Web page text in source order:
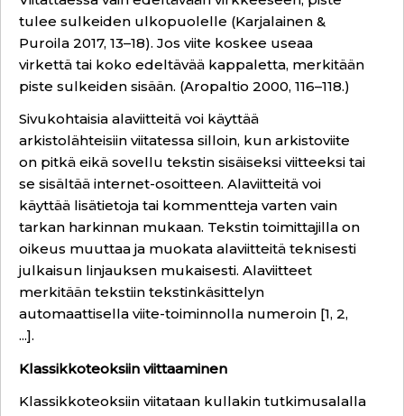
tulee sulkeiden ulkopuolelle (Karjalainen &
Puroila 2017, 13–18). Jos viite koskee useaa
virkettä tai koko edeltävää kappaletta, merkitään
piste sulkeiden sisään. (Aropaltio 2000, 116–118.)
Sivukohtaisia alaviitteitä voi käyttää
arkistolähteisiin viitatessa silloin, kun arkistoviite
on pitkä eikä sovellu tekstin sisäiseksi viitteeksi tai
se sisältää internet-osoitteen. Alaviitteitä voi
käyttää lisätietoja tai kommentteja varten vain
tarkan harkinnan mukaan. Tekstin toimittajilla on
oikeus muuttaa ja muokata alaviitteitä teknisesti
julkaisun linjauksen mukaisesti. Alaviitteet
merkitään tekstiin tekstinkäsittelyn
automaattisella viite-toiminnolla numeroin [1, 2,
...].
Klassikkoteoksiin viittaaminen
Klassikkoteoksiin viitataan kullakin tutkimusalalla